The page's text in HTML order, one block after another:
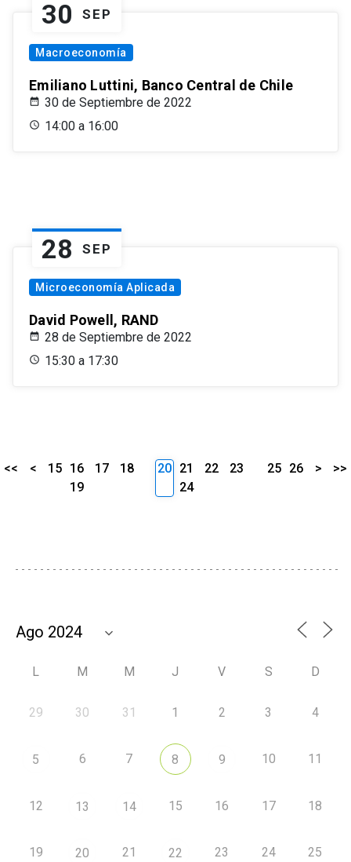
30 SEP
Macroeconomía
Emiliano Luttini, Banco Central de Chile
30 de Septiembre de 2022
14:00 a 16:00
28 SEP
Microeconomía Aplicada
David Powell, RAND
28 de Septiembre de 2022
15:30 a 17:30
<< < 15 16 17
18
19
20 21 22
23
24
25 26 > >>
L M M J V S D
29 30 31 1 2 3 4
5 6 7 8 9 10 11
12 13 14 15 16 17 18
19 20 21 22 23 24 25